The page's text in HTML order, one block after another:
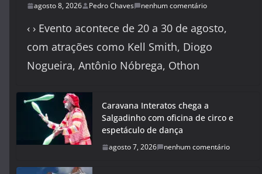
agosto 8, 2026 Pedro Chaves nenhum comentário
‹ › Evento acontece de 20 a 30 de agosto,
com atrações como Kell Smith, Diogo
Nogueira, Antônio Nóbrega, Othon
Caravana Interatos chega a
Salgadinho com oficina de circo e
espetáculo de dança
agosto 7, 2026 nenhum comentário